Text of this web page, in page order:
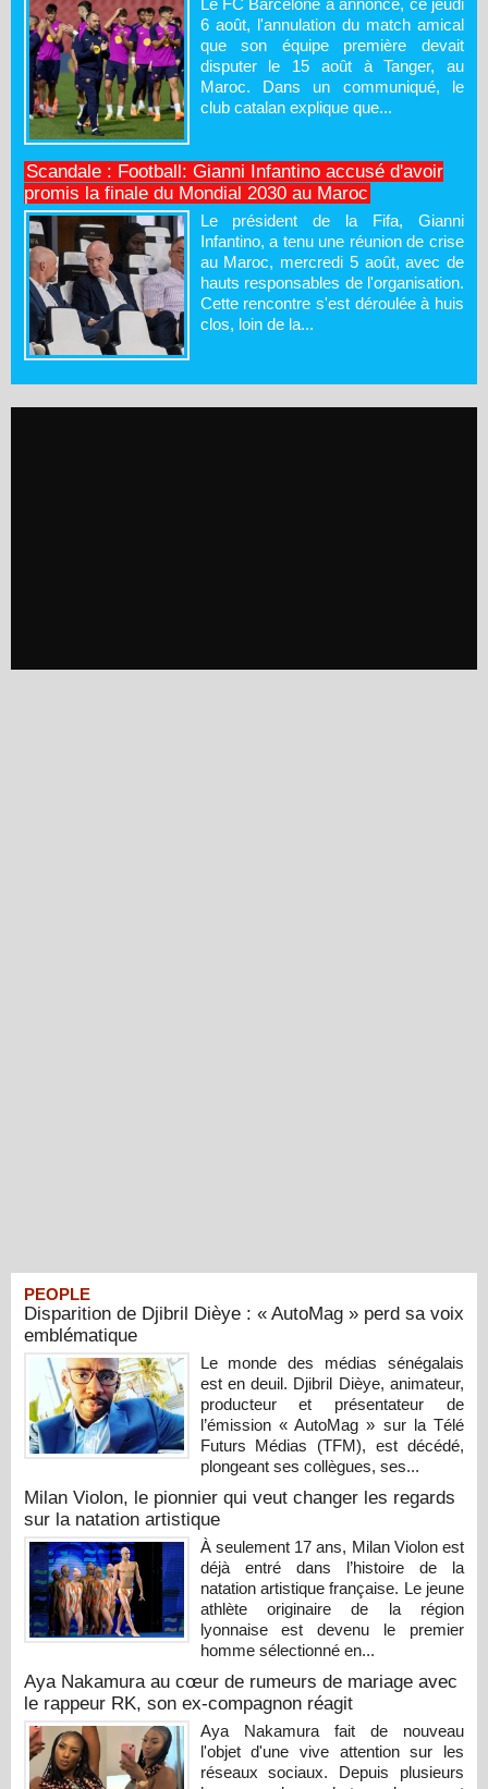
Le FC Barcelone a annoncé, ce jeudi
6 août, l'annulation du match amical
que son équipe première devait
disputer le 15 août à Tanger, au
Maroc. Dans un communiqué, le
club catalan explique que...
Scandale : Football: Gianni Infantino accusé d'avoir
promis la finale du Mondial 2030 au Maroc
Le président de la Fifa, Gianni
Infantino, a tenu une réunion de crise
au Maroc, mercredi 5 août, avec de
hauts responsables de l'organisation.
Cette rencontre s'est déroulée à huis
clos, loin de la...
PEOPLE
Disparition de Djibril Dièye : « AutoMag » perd sa voix
emblématique
Le monde des médias sénégalais
est en deuil. Djibril Dièye, animateur,
producteur et présentateur de
l’émission « AutoMag » sur la Télé
Futurs Médias (TFM), est décédé,
plongeant ses collègues, ses...
Milan Violon, le pionnier qui veut changer les regards
sur la natation artistique
À seulement 17 ans, Milan Violon est
déjà entré dans l’histoire de la
natation artistique française. Le jeune
athlète originaire de la région
lyonnaise est devenu le premier
homme sélectionné en...
Aya Nakamura au cœur de rumeurs de mariage avec
le rappeur RK, son ex-compagnon réagit
Aya Nakamura fait de nouveau
l'objet d'une vive attention sur les
réseaux sociaux. Depuis plusieurs